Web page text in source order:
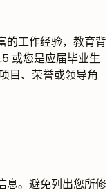
的工作经验，教育背
或您是应届毕业生
目、荣誉或领导角
息。避免列出您所修